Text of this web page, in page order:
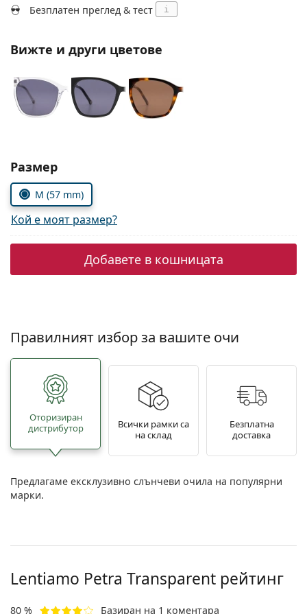
Persol
Безплатен преглед & тест
i
Вижте и други цветове
Изберете параметри
Размер
M (57 mm)
Кой е моят размер?
Добавете в кошницата
Правилният избор за вашите очи
Oторизиран
дистрибутор
Всички рамки са
на склад
Безплатна
доставка
Предлагаме ексклузивно слънчеви очила на популярни
марки.
Lentiamo Petra Transparent рейтинг
80 % Базиран на 1 коментара